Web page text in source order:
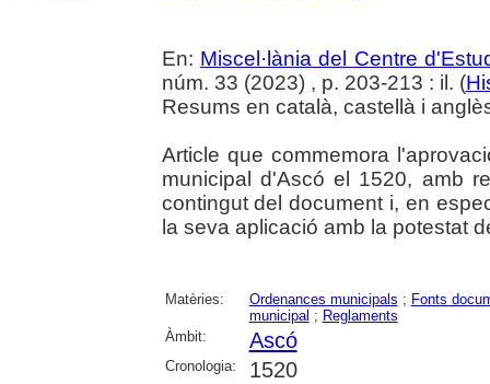
En: Miscel·lània del Centre
núm. 33 (2023) , p. 203-213 : il. (
Resums en català, castellà i
Article que commemora
municipal d'Ascó el 1520, amb
contingut del document i, en
la seva aplicació amb la potestat
Matèries: Ordenances municipals ; Fonts
municipal ; Reglaments
Àmbit:
Ascó
Cronologia: 1520